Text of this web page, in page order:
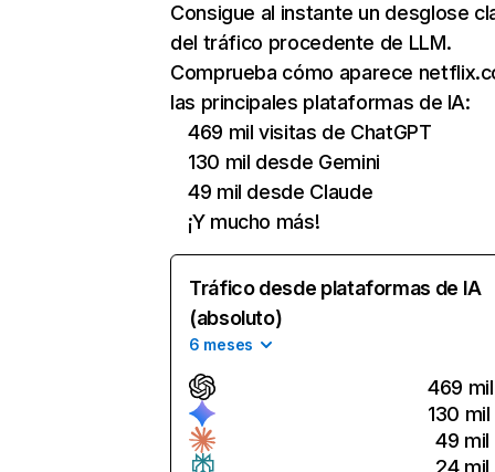
Consigue al instante un desglose
del tráfico procedente de LLM.
Comprueba cómo aparece
las principales plataformas de IA:
469 mil visitas de ChatGPT
130 mil desde Gemini
49 mil desde Claude
¡Y mucho más!
Tráfico desde plataformas de IA
(absoluto)
6 meses
469 mil
130 mil
49 mil
24 mil